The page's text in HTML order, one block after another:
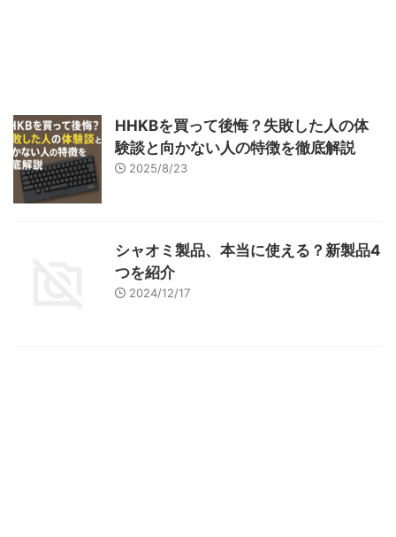
HHKBを買って後悔？失敗した人の体
験談と向かない人の特徴を徹底解説
2025/8/23
シャオミ製品、本当に使える？新製品4
つを紹介
2024/12/17